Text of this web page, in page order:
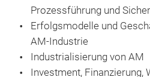
Prozessführung und
Erfolgsmodelle und
AM‑Industrie
Industrialisierung von AM
Investment, Finanzierung,